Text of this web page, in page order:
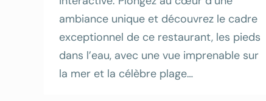
ambiance unique et découvrez le cadre
exceptionnel de ce restaurant, les pieds
dans l’eau, avec une vue imprenable sur
la mer et la célèbre plage…